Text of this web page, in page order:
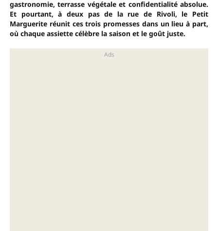
gastronomie, terrasse végétale et confidentialité absolue.
Et pourtant, à deux pas de la rue de Rivoli, le Petit
Marguerite réunit ces trois promesses dans un lieu à part,
où chaque assiette célèbre la saison et le goût juste.